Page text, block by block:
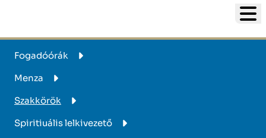
Fogadóórák
Menza
Szakkörök
Spiritiuális lelkivezető